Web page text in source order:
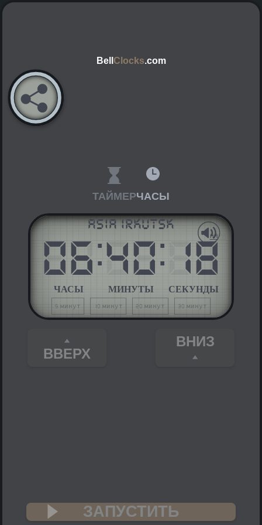
Bell Clocks.com
ТАЙМЕРЧАСЫ
Asia Irkutsk
06
ЧАСЫ
:40
МИНУТЫ
: 18
СЕКУНДЫ
AMPM
5 минут 10 минут 20 минут 30 минут
ВВЕРХ
ВНИЗ
ЗАПУСТИТЬ